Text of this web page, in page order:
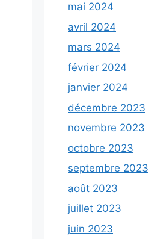
mai 2024
avril 2024
mars 2024
février 2024
janvier 2024
décembre 2023
novembre 2023
octobre 2023
septembre 2023
août 2023
juillet 2023
juin 2023